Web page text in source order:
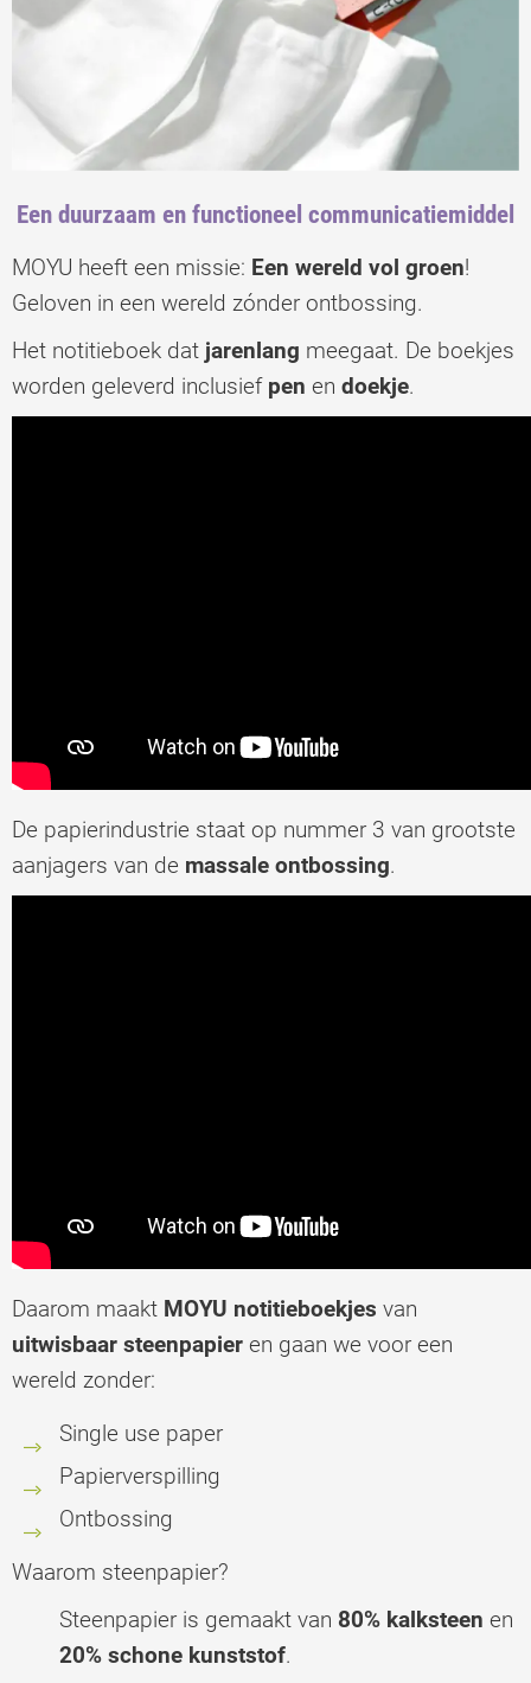
Een duurzaam en functioneel communicatiemiddel
MOYU heeft een missie: Een wereld vol groen!
Geloven in een wereld zónder ontbossing.
Het notitieboek dat jarenlang meegaat. De boekjes
worden geleverd inclusief pen en doekje.
De papierindustrie staat op nummer 3 van grootste
aanjagers van de massale ontbossing.
Daarom maakt MOYU notitieboekjes van
uitwisbaar steenpapier en gaan we voor een
wereld zonder:
Single use paper
Papierverspilling
Ontbossing
Waarom steenpapier?
Steenpapier is gemaakt van 80% kalksteen en
20% schone kunststof.